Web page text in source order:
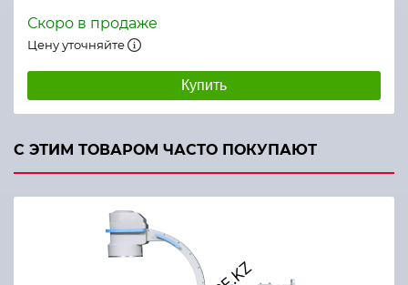
Скоро в продаже
Цену уточняйте
Купить
С ЭТИМ ТОВАРОМ ЧАСТО ПОКУПАЮТ